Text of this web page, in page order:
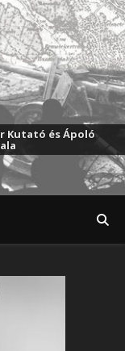
Kutató és Ápoló